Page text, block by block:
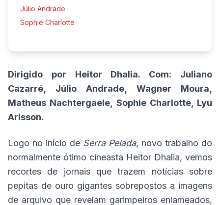
Júlio Andrade
Sophie Charlotte
Dirigido por Heitor Dhalia. Com: Juliano
Cazarré, Júlio Andrade, Wagner Moura,
Matheus Nachtergaele, Sophie Charlotte, Lyu
Arisson.
Logo no início de Serra Pelada, novo trabalho do
normalmente ótimo cineasta Heitor Dhalia, vemos
recortes de jornais que trazem notícias sobre
pepitas de ouro gigantes sobrepostos a imagens
de arquivo que revelam garimpeiros enlameados,